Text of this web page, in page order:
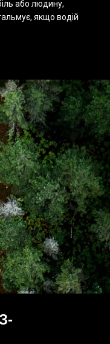
або людину,
якщо водій